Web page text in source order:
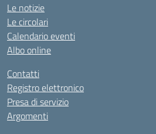
Le notizie
Le circolari
Calendario eventi
Albo online
Contatti
Registro elettronico
Presa di servizio
Argomenti